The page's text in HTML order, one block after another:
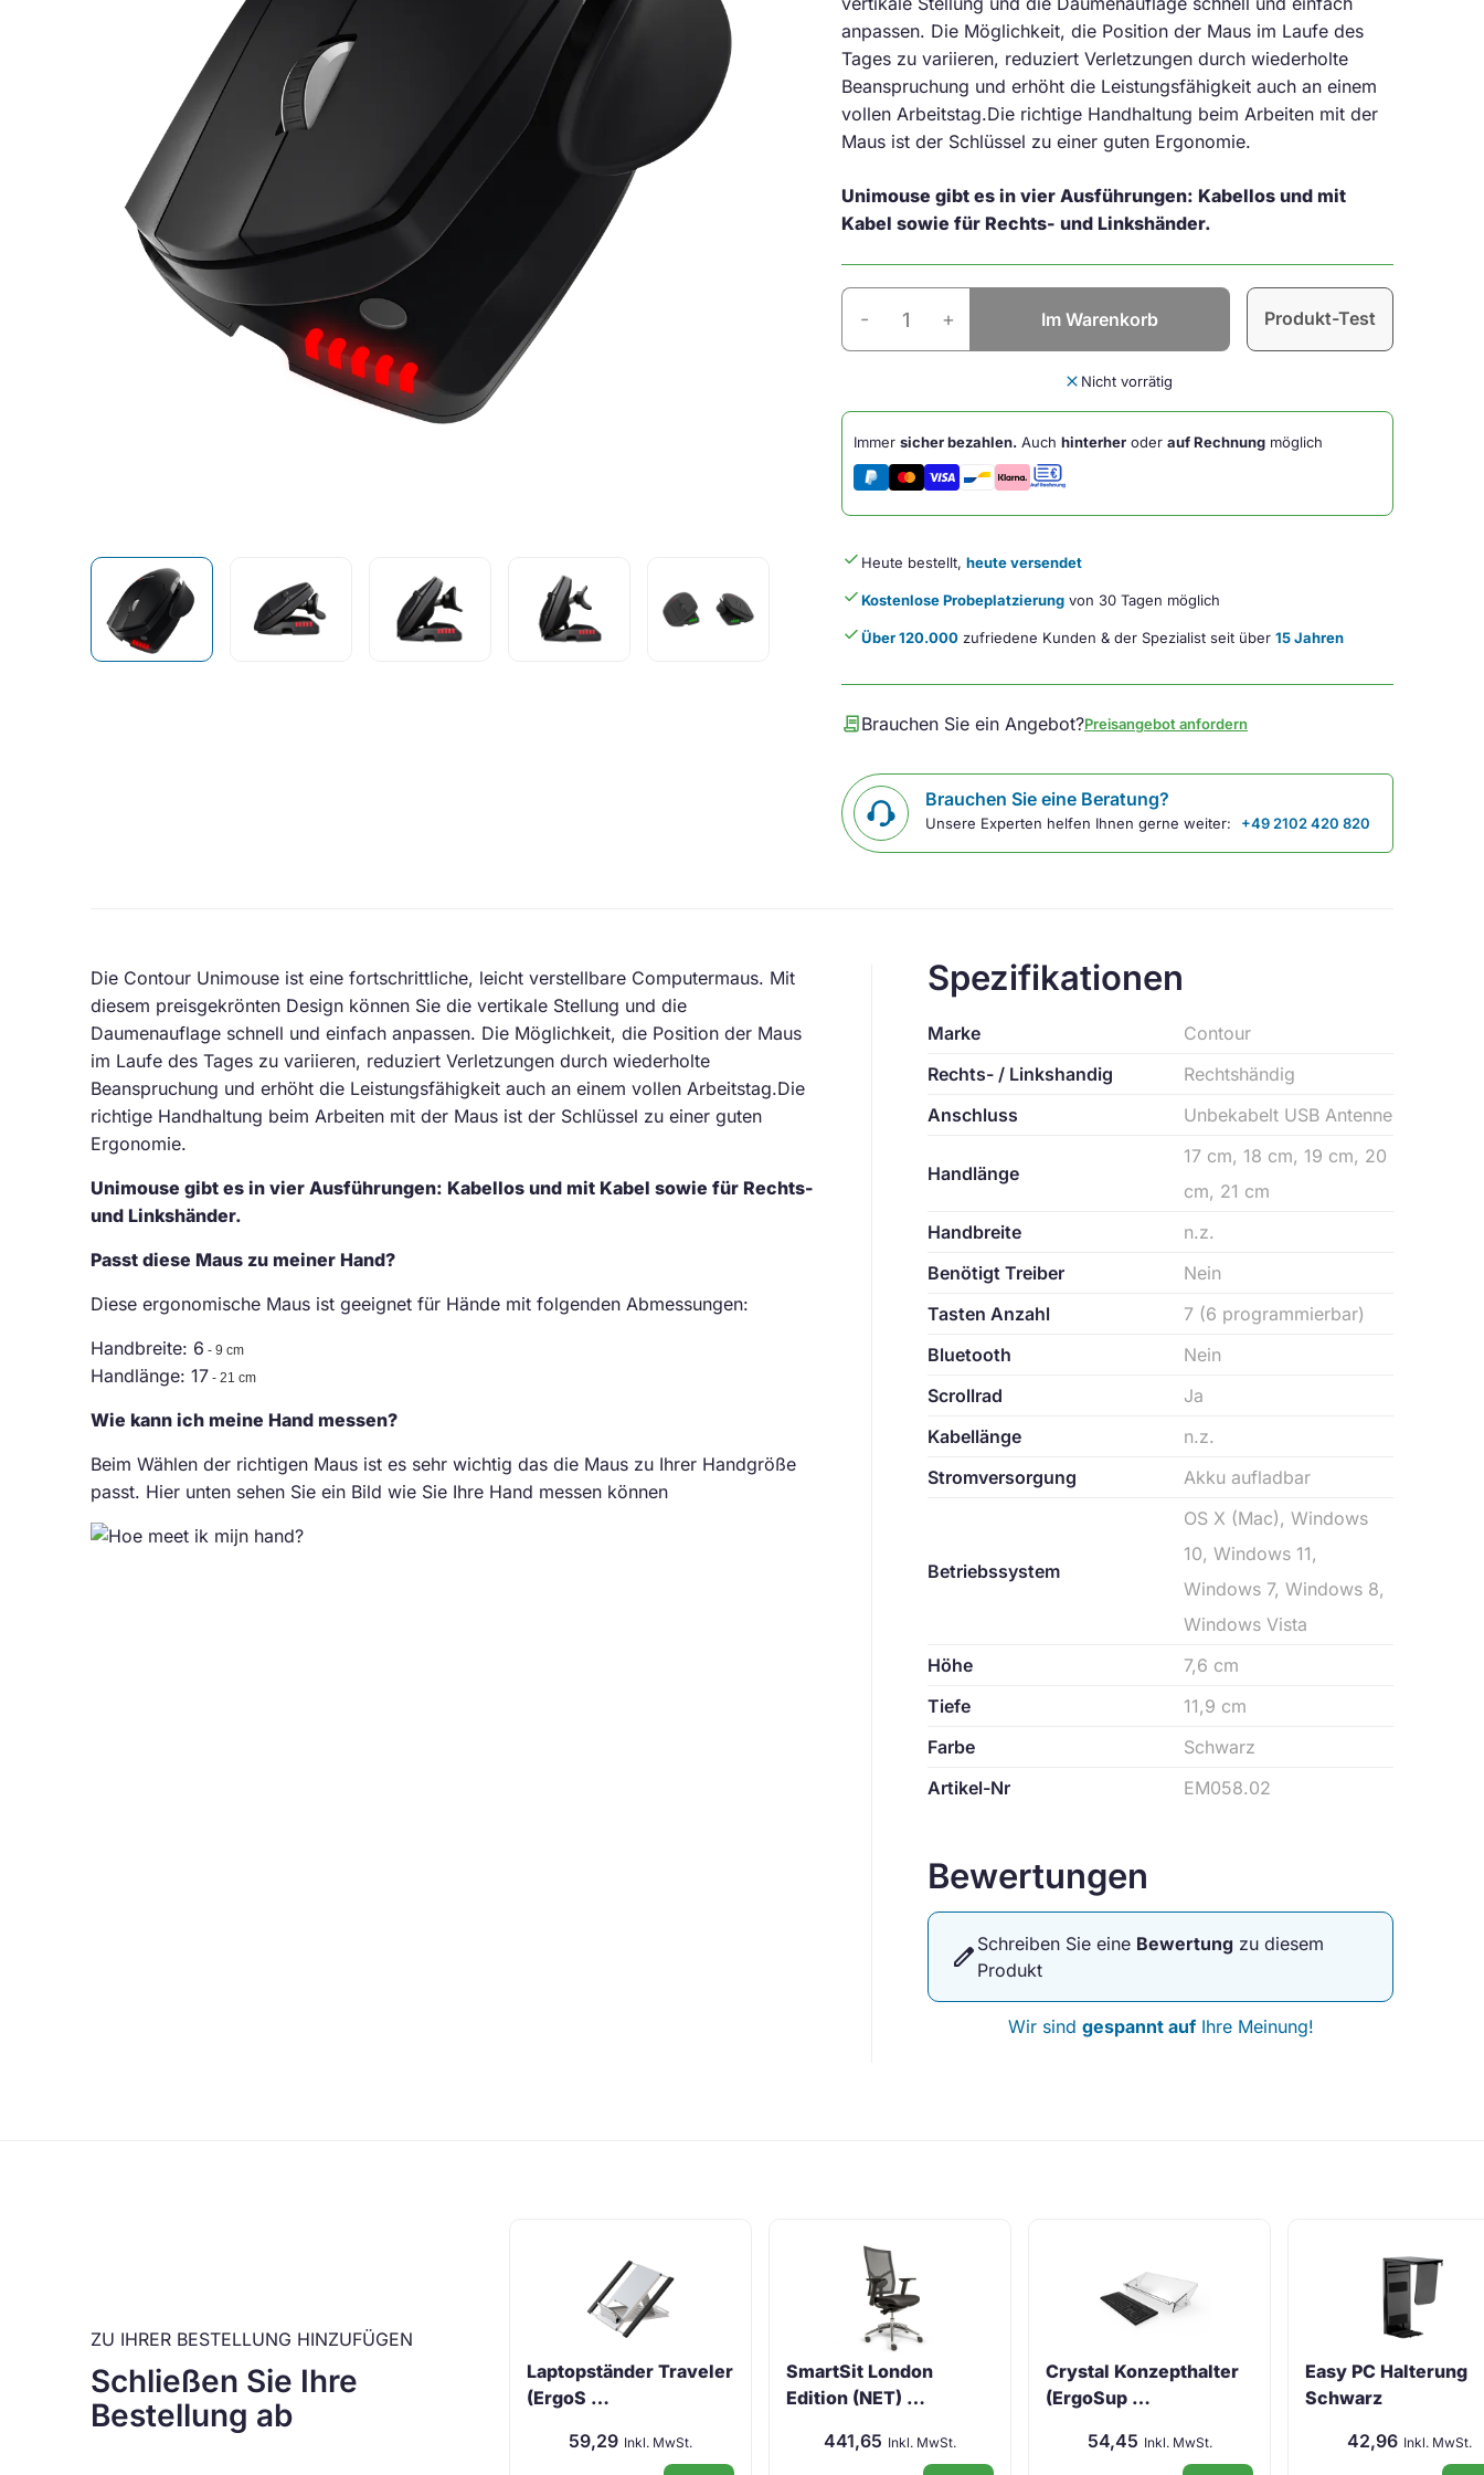
anpassen. Die Möglichkeit, die Position der Maus im Laufe des
Tages zu variieren, reduziert Verletzungen durch wiederholte
Beanspruchung und erhöht die Leistungsfähigkeit auch an einem
vollen Arbeitstag.Die richtige Handhaltung beim Arbeiten mit der
Maus ist der Schlüssel zu einer guten Ergonomie.
Unimouse gibt es in vier Ausführungen: Kabellos und mit
Kabel sowie für Rechts- und Linkshänder.
Contour
Unimouse
Rechtshänder
Menge
- + Im Warenkorb Produkt-Test
close Nicht vorrätig
Immer sicher bezahlen. Auch hinterher oder auf Rechnung möglich
done Heute bestellt, heute versendet
doneKostenlose Probeplatzierung von 30 Tagen möglich
doneÜber 120.000 zufriedene Kunden & der Spezialist seit über 15 Jahren
contractBrauchen Sie ein Angebot?Preisangebot anfordern
Brauchen Sie eine Beratung?
Unsere Experten helfen Ihnen gerne weiter: +49 2102 420 820
Die Contour Unimouse ist eine fortschrittliche, leicht verstellbare Computermaus. Mit
diesem preisgekrönten Design können Sie die vertikale Stellung und die
Daumenauflage schnell und einfach anpassen. Die Möglichkeit, die Position der Maus
im Laufe des Tages zu variieren, reduziert Verletzungen durch wiederholte
Beanspruchung und erhöht die Leistungsfähigkeit auch an einem vollen Arbeitstag.Die
richtige Handhaltung beim Arbeiten mit der Maus ist der Schlüssel zu einer guten
Ergonomie.
Unimouse gibt es in vier Ausführungen: Kabellos und mit Kabel sowie für Rechts-
und Linkshänder.
Passt diese Maus zu meiner Hand?
Diese ergonomische Maus ist geeignet für Hände mit folgenden Abmessungen:
Handbreite: 6 - 9 cm
Handlänge: 17 - 21 cm
Wie kann ich meine Hand messen?
Beim Wählen der richtigen Maus ist es sehr wichtig das die Maus zu Ihrer Handgröße
passt. Hier unten sehen Sie ein Bild wie Sie Ihre Hand messen können
Spezifikationen
Marke
Contour
Rechts- / Linkshandig
Rechtshändig
Anschluss
Unbekabelt USB Antenne
Handlänge
17 cm, 18 cm, 19 cm, 20
cm, 21 cm
Handbreite
n.z.
Benötigt Treiber
Nein
Tasten Anzahl
7 (6 programmierbar)
Bluetooth
Nein
Scrollrad
Ja
Kabellänge
n.z.
Stromversorgung
Akku aufladbar
Betriebssystem
OS X (Mac), Windows
10, Windows 11,
Windows 7, Windows 8,
Windows Vista
Höhe
7,6 cm
Tiefe
11,9 cm
Farbe
Schwarz
Artikel-Nr
EM058.02
Bewertungen
edit Schreiben Sie eine Bewertung zu diesem
Produkt
Wir sind gespannt aufIhre Meinung!
ZU IHRER BESTELLUNG HINZUFÜGEN
Schließen Sie Ihre
Bestellung ab
Laptopständer Traveler
(ErgoS …
59,29 Inkl. MwSt.
SmartSit London
Edition (NET) …
441,65 Inkl. MwSt.
Crystal Konzepthalter
(ErgoSup …
54,45 Inkl. MwSt.
Easy PC Halterung
Schwarz
42,96 Inkl. MwSt.